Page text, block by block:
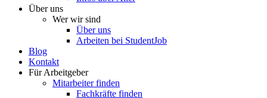
Über uns
Wer wir sind
Über uns
Arbeiten bei StudentJob
Blog
Kontakt
Für Arbeitgeber
Mitarbeiter finden
Fachkräfte finden